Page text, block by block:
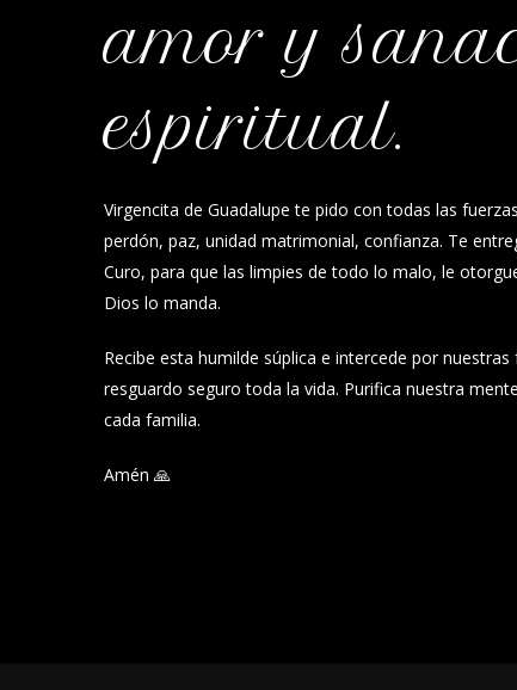
amor y
espiritual.
Virgencita de Guadalupe te pido con todas las
perdón, paz, unidad matrimonial, confianza. Te
Curo, para que las limpies de todo lo malo, le
Dios lo manda.
Recibe esta humilde súplica e intercede por
resguardo seguro toda la vida. Purifica nuestra
cada familia.
Amén 🙏